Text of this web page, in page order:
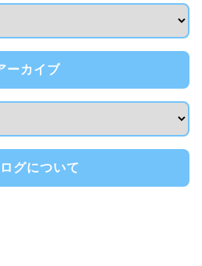
ーカイブ
グについて